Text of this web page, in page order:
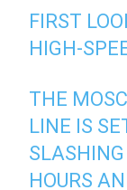
FIRST
HIGH-
THE
LINE IS
HOURS